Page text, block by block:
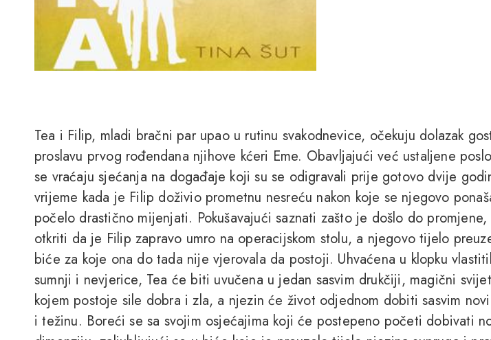
Tea i Filip, mladi bračni par upao u rutinu svakodnevice, očekuju dolazak
proslavu prvog rođendana njihove kćeri Eme. Obavljajući već ustaljene
se vraćaju sjećanja na događaje koji su se odigravali prije gotovo dvije
vrijeme kada je Filip doživio prometnu nesreću nakon koje se njegovo
počelo drastično mijenjati. Pokušavajući saznati zašto je došlo do promjene,
otkriti da je Filip zapravo umro na operacijskom stolu, a njegovo tijelo
biće za koje ona do tada nije vjerovala da postoji. Uhvaćena u klopku
sumnji i nevjerice, Tea će biti uvučena u jedan sasvim drukčiji, magični
kojem postoje sile dobra i zla, a njezin će život odjednom dobiti sasvim
i težinu. Boreći se sa svojim osjećajima koji će postepeno početi dobivati